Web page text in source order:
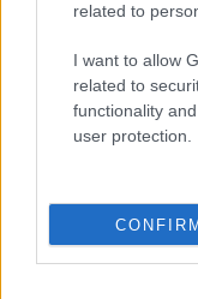
related to
I want to allow
related to
functionality
user protection.